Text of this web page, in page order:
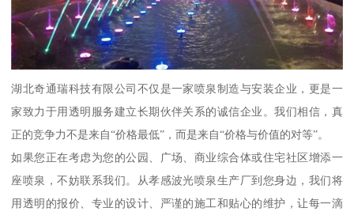
湖北奇通瑞科技有限公司不仅是一家喷泉制造与安装企业，更是一
家致力于用透明服务建立长期伙伴关系的诚信企业。我们相信，真
正的竞争力不是来自“价格最低”，而是来自“价格与价值的对等”。
如果您正在考虑为您的公园、广场、商业综合体或住宅社区增添一
座喷泉，不妨联系我们。从孝感波光喷泉生产厂到您身边，我们将
用透明的报价、专业的设计、严谨的施工和贴心的维护，让每一滴